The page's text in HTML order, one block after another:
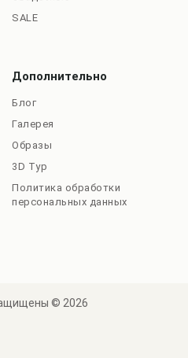
SALE
Дополнительно
Блог
Галерея
Образы
3D Тур
Политика обработки
персональных данных
© 2026